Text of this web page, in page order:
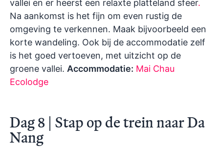
vallei en er heerst een relaxte platteland sfeer.
Na aankomst is het fijn om even rustig de
omgeving te verkennen. Maak bijvoorbeeld een
korte wandeling. Ook bij de accommodatie zelf
is het goed vertoeven, met uitzicht op de
groene vallei. Accommodatie: Mai Chau
Ecolodge
Dag 8 | Stap op de trein naar Da
Nang